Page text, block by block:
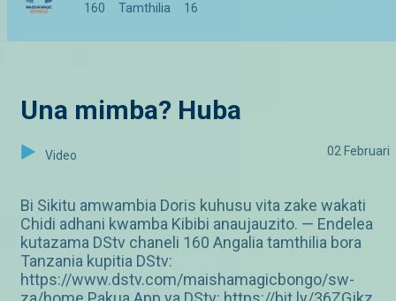
160 Tamthilia 16
Una mimba? Huba
Video 02 Februari
Bi Sikitu amwambia Doris kuhusu vita zake wakati
Chidi adhani kwamba Kibibi anaujauzito. — Endelea
kutazama DStv chaneli 160 Angalia tamthilia bora
Tanzania kupitia DStv:
https://www.dstv.com/maishamagicbongo/sw-